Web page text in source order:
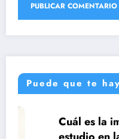
Puede que te
UNCATEGORIZED
Cuál es la